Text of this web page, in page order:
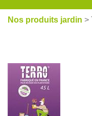
Nos produits jardin >